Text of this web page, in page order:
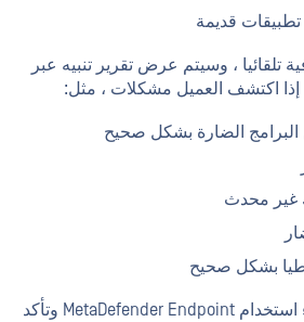
قديمة
تلقائيا ، وسيتم عرض تقرير تنبيه عبر
اكتشف العميل مشكلات ، مثل:
البرامج الضارة بشكل صحيح
غير محدث
بشكل صحيح
اتبع الخطوات التالية لبدء استخدام MetaDefender Endpoint وتأكد